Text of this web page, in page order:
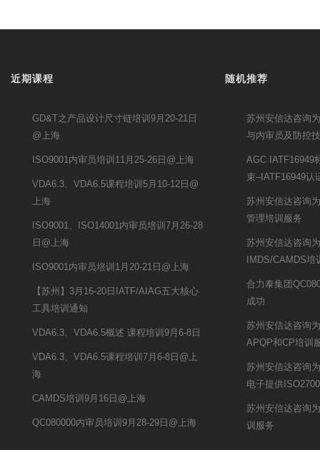
近期课程
GD&T之产品设计尺寸链培训9月20-21日
@上海
ISO9001内审员培训11月25-26日@上海
VDA6.3、VDA6.5课程培训5月10-12日@
上海
ISO9001、ISO14001内审员培训7月26-28
日@上海
ISO9001内审员培训1月20-21日@上海
【苏州】3月16-20日IATF/AIAG五大核心
工具培训通知
VDA6.3、VDA6.5概述 课程培训9月6-8日
VDA6.3、VDA6.5课程培训7月6-8日@上
海
CAMDS培训9月16日@上海
QC080000内审员培训9月28-29日@上海
随机推荐
苏州安信达咨询
与内审员及防控
AGC IATF16949
束–IATF16949认
苏州安信达咨询
管理培训服务
苏州安信达咨询
IMDS/CAMDS培
合力泰集团
成功
苏州安信达咨询
APQP和CP培训
苏州安信达咨询
电子提供
苏州安信达咨询
训服务